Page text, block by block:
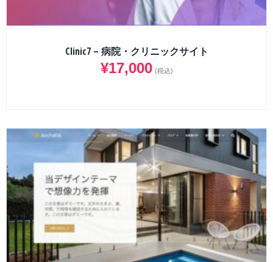
Clinic7 – 病院・クリニックサイト
¥17,000 (税込)